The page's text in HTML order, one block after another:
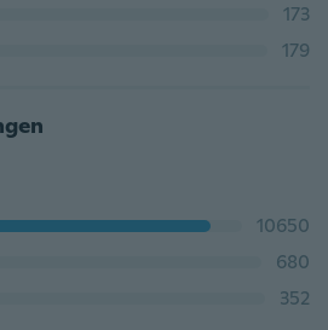
173
179
10650
680
352